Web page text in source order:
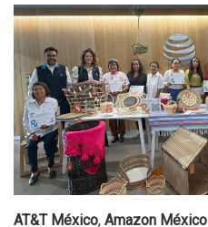
AT&T México, Amazon México